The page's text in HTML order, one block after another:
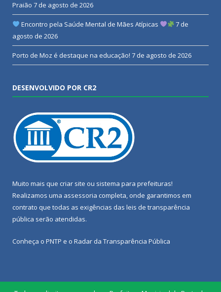
Praião 7 de agosto de 2026
Encontro pela Saúde Mental de Mães Atípicas
7 de
agosto de 2026
Porto de Moz é destaque na educação! 7 de agosto de 2026
DESENVOLVIDO POR CR2
Muito mais que criar site ou sistema para prefeituras!
Realizamos uma assessoria completa, onde garantimos em
contrato que todas as exigências das leis de transparência
pública serão atendidas.
Conheça o PNTP e o Radar da Transparência Pública